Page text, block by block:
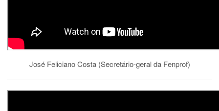
José Feliciano Costa (Secretário-geral da Fenprof)